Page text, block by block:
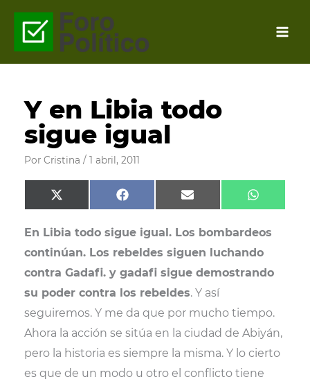
contenido
Y en Libia todo
sigue igual
Por Cristina / 1 abril, 2011
Compartir
en
X
(
w
t
t
e
r
)
Compartir
en
F
a
e
o
k
Compartir
en
E
m
i
en
W
h
t
A
p
p
En Libia todo sigue igual. Los bombardeos
continúan. Los rebeldes siguen luchando
contra Gadafi. y gadafi sigue demostrando
su poder contra los rebeldes. Y así
seguiremos. Y me da que por mucho tiempo.
Ahora la acción se sitúa en la ciudad de Abiyán,
pero la historia es siempre la misma. Y lo cierto
es que de un modo u otro el conflicto tiene